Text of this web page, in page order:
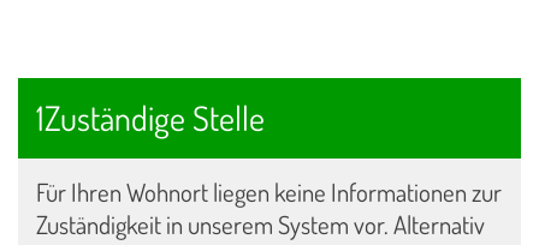
1Zuständige Stelle
Für Ihren Wohnort liegen keine Informationen zur
Zuständigkeit in unserem System vor. Alternativ